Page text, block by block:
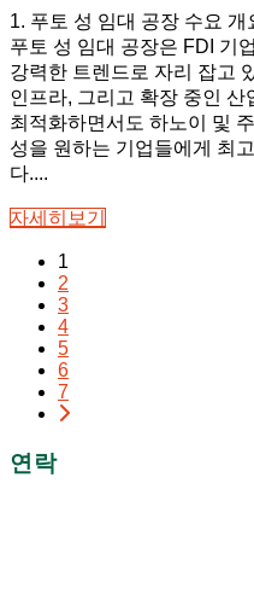
1. 푸토 성 임대 공장 수요
푸토 성 임대 공장은 FDI 기
강력한 트렌드로 자리 잡고
인프라, 그리고 확장 중인
최적화하면서도 하노이 및
성을 원하는 기업들에게 최
다....
자세히보기
1
2
3
4
5
6
7
연락